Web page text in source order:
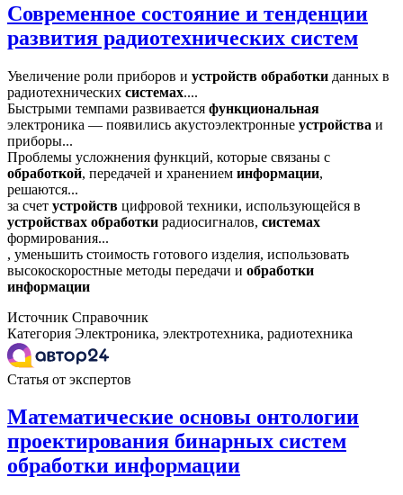
Современное состояние и тенденции
развития радиотехнических систем
Увеличение роли приборов и устройств обработки данных в
радиотехнических системах....
Быстрыми темпами развивается функциональная
электроника — появились акустоэлектронные устройства и
приборы...
Проблемы усложнения функций, которые связаны с
обработкой, передачей и хранением информации,
решаются...
за счет устройств цифровой техники, использующейся в
устройствах обработки радиосигналов, системах
формирования...
, уменьшить стоимость готового изделия, использовать
высокоскоростные методы передачи и обработки
информации
Источник Справочник
Категория Электроника, электротехника, радиотехника
Статья от экспертов
Математические основы онтологии
проектирования бинарных систем
обработки информации